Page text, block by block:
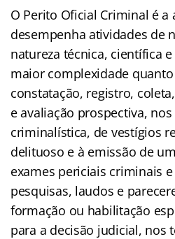
O Perito Oficial Criminal é
desempenha atividades de
natureza técnica, científica
maior complexidade
constatação, registro,
e avaliação prospectiva,
criminalística, de vestígios
delituoso e à emissão de
exames periciais criminais
pesquisas, laudos e
formação ou habilitação
para a decisão judicial, nos